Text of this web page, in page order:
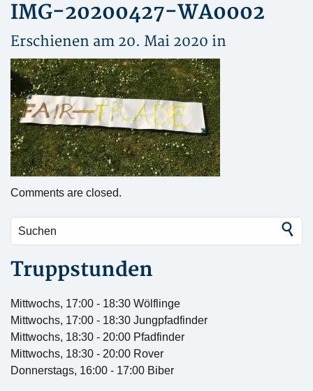
IMG-20200427-WA0002
Erschienen am 20. Mai 2020 in
Comments are closed.
Truppstunden
Mittwochs, 17:00 - 18:30 Wölflinge
Mittwochs, 17:00 - 18:30 Jungpfadfinder
Mittwochs, 18:30 - 20:00 Pfadfinder
Mittwochs, 18:30 - 20:00 Rover
Donnerstags, 16:00 - 17:00 Biber